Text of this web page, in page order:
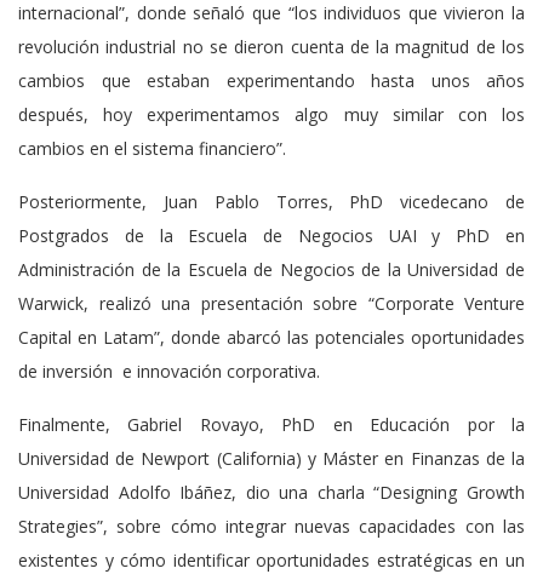
internacional”, donde señaló que “los individuos que vivieron la
revolución industrial no se dieron cuenta de la magnitud de los
cambios que estaban experimentando hasta unos años
después, hoy experimentamos algo muy similar con los
cambios en el sistema financiero”.
Posteriormente, Juan Pablo Torres, PhD vicedecano de
Postgrados de la Escuela de Negocios UAI y PhD en
Administración de la Escuela de Negocios de la Universidad de
Warwick, realizó una presentación sobre “Corporate Venture
Capital en Latam”, donde abarcó las potenciales oportunidades
de inversión e innovación corporativa.
Finalmente, Gabriel Rovayo, PhD en Educación por la
Universidad de Newport (California) y Máster en Finanzas de la
Universidad Adolfo Ibáñez, dio una charla “Designing Growth
Strategies”, sobre cómo integrar nuevas capacidades con las
existentes y cómo identificar oportunidades estratégicas en un